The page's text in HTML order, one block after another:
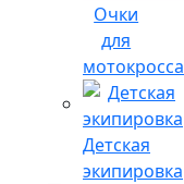
Очки
для
мотокросса
Детская
экипировка